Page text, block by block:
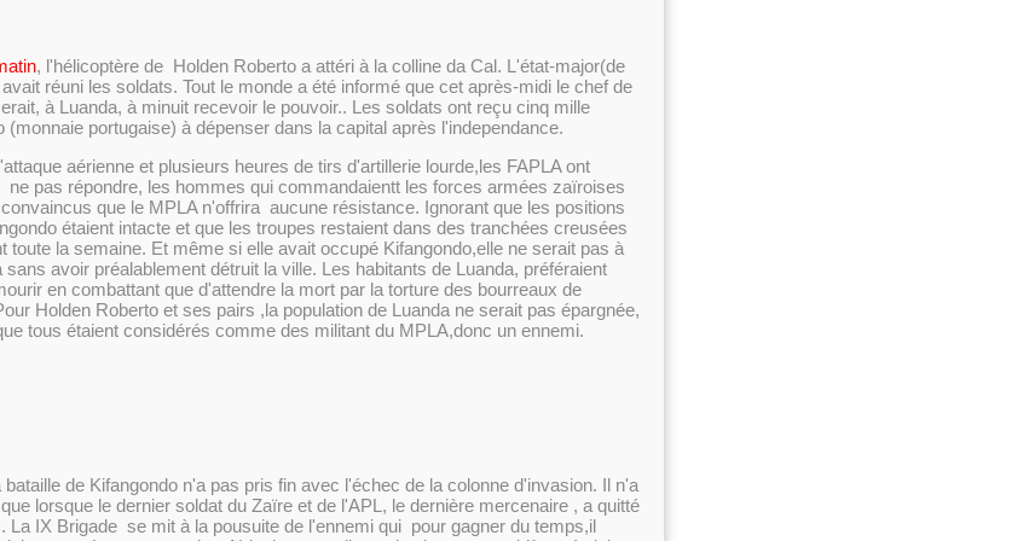
, l'hélicoptère de Holden Roberto a attéri à la colline da Cal. L'état-major(de
réuni les soldats. Tout le monde a été informé que cet après-midi le chef de
à Luanda, à minuit recevoir le pouvoir.. Les soldats ont reçu cinq mille
(monnaie portugaise) à dépenser dans la capital après l'independance.
aérienne et plusieurs heures de tirs d'artillerie lourde,les FAPLA ont
ne pas répondre, les hommes qui commandaientt les forces armées zaïroises
que le MPLA n'offrira aucune résistance. Ignorant que les positions
étaient intacte et que les troupes restaient dans des tranchées creusées
toute la semaine. Et même si elle avait occupé Kifangondo,elle ne serait pas à
sans avoir préalablement détruit la ville. Les habitants de Luanda, préféraient
en combattant que d'attendre la mort par la torture des bourreaux de
Holden Roberto et ses pairs ,la population de Luanda ne serait pas épargnée,
tous étaient considérés comme des militant du MPLA,donc un ennemi.
bataille de Kifangondo n'a pas pris fin avec l'échec de la colonne d'invasion. Il n'a
lorsque le dernier soldat du Zaïre et de l'APL, le dernière mercenaire , a quitté
La IX Brigade se mit à la pousuite de l'ennemi qui pour gagner du temps,il